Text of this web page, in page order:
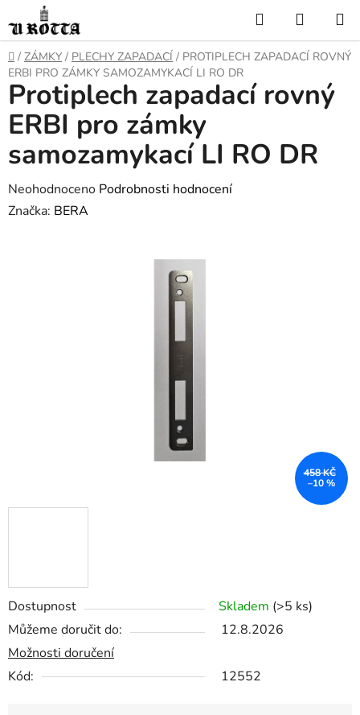
na
obsah
Hledat
KOŠÍK
DOMŮ
/ ZÁMKY / PLECHY ZAPADACÍ / PROTIPLECH ZAPADACÍ ROVNÝ
ERBI PRO ZÁMKY SAMOZAMYKACÍ LI RO DR
Dostupnost Skladem (>5 ks)
Můžeme doručit do:
12.8.2026
Možnosti doručení
Kód:
12552
Protiplech zapadací rovný
ERBI pro zámky
samozamykací LI RO DR
Průměrné
hodnocení
Neohodnoceno Podrobnosti hodnocení
Značka: BERA
458 KČ
–10 %